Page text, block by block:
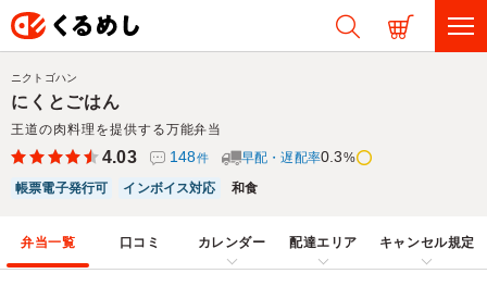
にくとごはん
王道の肉料理を提供する万能弁当
ニクトゴハン
4.03 148件 早配・遅配率0.3%
帳票電子発行可
インボイス対応 和食
弁当一覧 口コミ カレンダー 配達エリア キャンセル規定